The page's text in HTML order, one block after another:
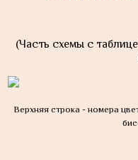
(Часть схемы с
Верхняя строка - номера